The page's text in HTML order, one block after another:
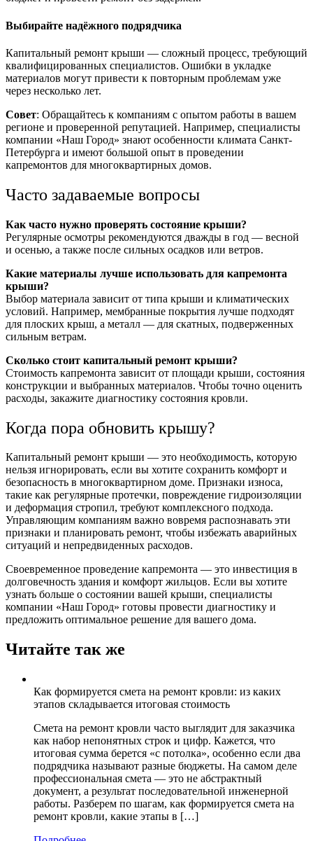
Выбирайте надёжного подрядчика
Капитальный ремонт крыши — сложный процесс, требующий
квалифицированных специалистов. Ошибки в укладке
материалов могут привести к повторным проблемам уже
через несколько лет.
Совет: Обращайтесь к компаниям с опытом работы в вашем
регионе и проверенной репутацией. Например, специалисты
компании «Наш Город» знают особенности климата Санкт-
Петербурга и имеют большой опыт в проведении
капремонтов для многоквартирных домов.
Часто задаваемые вопросы
Как часто нужно проверять состояние крыши?
Регулярные осмотры рекомендуются дважды в год — весной
и осенью, а также после сильных осадков или ветров.
Какие материалы лучше использовать для капремонта
крыши?
Выбор материала зависит от типа крыши и климатических
условий. Например, мембранные покрытия лучше подходят
для плоских крыш, а металл — для скатных, подверженных
сильным ветрам.
Сколько стоит капитальный ремонт крыши?
Стоимость капремонта зависит от площади крыши, состояния
конструкции и выбранных материалов. Чтобы точно оценить
расходы, закажите диагностику состояния кровли.
Когда пора обновить крышу?
Капитальный ремонт крыши — это необходимость, которую
нельзя игнорировать, если вы хотите сохранить комфорт и
безопасность в многоквартирном доме. Признаки износа,
такие как регулярные протечки, повреждение гидроизоляции
и деформация стропил, требуют комплексного подхода.
Управляющим компаниям важно вовремя распознавать эти
признаки и планировать ремонт, чтобы избежать аварийных
ситуаций и непредвиденных расходов.
Своевременное проведение капремонта — это инвестиция в
долговечность здания и комфорт жильцов. Если вы хотите
узнать больше о состоянии вашей крыши, специалисты
компании «Наш Город» готовы провести диагностику и
предложить оптимальное решение для вашего дома.
Читайте так же
Как формируется смета на ремонт кровли: из каких
этапов складывается итоговая стоимость
Смета на ремонт кровли часто выглядит для заказчика
как набор непонятных строк и цифр. Кажется, что
итоговая сумма берется «с потолка», особенно если два
подрядчика называют разные бюджеты. На самом деле
профессиональная смета — это не абстрактный
документ, а результат последовательной инженерной
работы. Разберем по шагам, как формируется смета на
ремонт кровли, какие этапы в […]